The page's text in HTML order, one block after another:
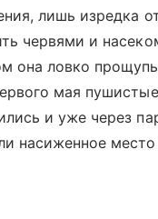
лишь изредка
червями и
она ловко
мая
и уже через
насиженное место